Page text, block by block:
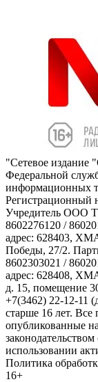
"Сетевое
Федеральной
информационных
Регистрационный
Учредитель ООО
8602276120 /
адрес: 628403,
Победы, 27/2.
8602303021 /
адрес: 628408,
д. 15, помещение
+7(3462) 22-12-11
старше 16 лет.
опубликованные
использовании
Политика
16+